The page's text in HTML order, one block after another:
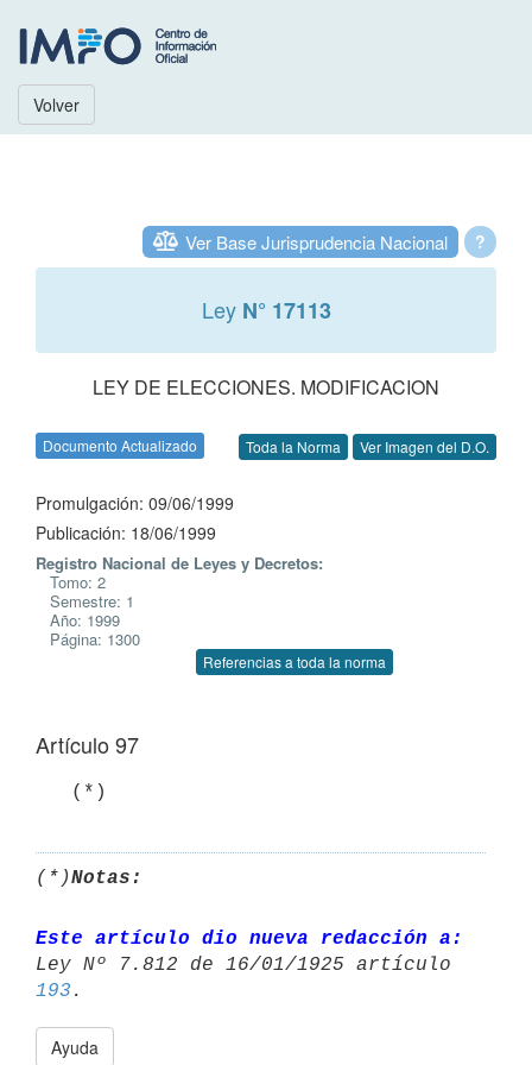
Volver
?
Ver Base Jurisprudencia Nacional
Ley N° 17113
LEY DE ELECCIONES. MODIFICACION
Documento Actualizado Toda la Norma Ver Imagen del D.O.
Promulgación: 09/06/1999
Publicación: 18/06/1999
Registro Nacional de Leyes y Decretos:
Tomo: 2
Semestre: 1
Año: 1999
Página: 1300
Referencias a toda la norma
Artículo 97
   (*)
(*)Notas:
Este artículo dio nueva redacción a:
Ley Nº 7.812 de 16/01/1925 artículo
193
Ayuda